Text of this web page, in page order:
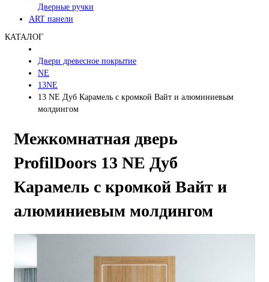
Дверные ручки
ART панели
КАТАЛОГ
Двери древесное покрытие
NE
13NE
13 NE Дуб Карамель с кромкой Вайт и алюминиевым
молдингом
Межкомнатная дверь
ProfilDoors 13 NE Дуб
Карамель с кромкой Вайт и
алюминиевым молдингом